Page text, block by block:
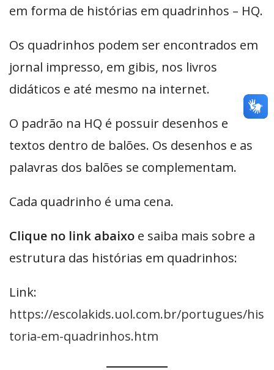
em forma de histórias em quadrinhos – HQ.
Os quadrinhos podem ser encontrados em
jornal impresso, em gibis, nos livros
didáticos e até mesmo na internet.
O padrão na HQ é possuir desenhos e
textos dentro de balões. Os desenhos e as
palavras dos balões se complementam.
Cada quadrinho é uma cena.
Clique no link abaixo e saiba mais sobre a
estrutura das histórias em quadrinhos:
Link:
https://escolakids.uol.com.br/portugues/his
toria-em-quadrinhos.htm